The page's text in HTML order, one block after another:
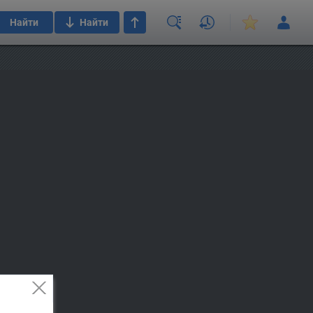
Найти Найти